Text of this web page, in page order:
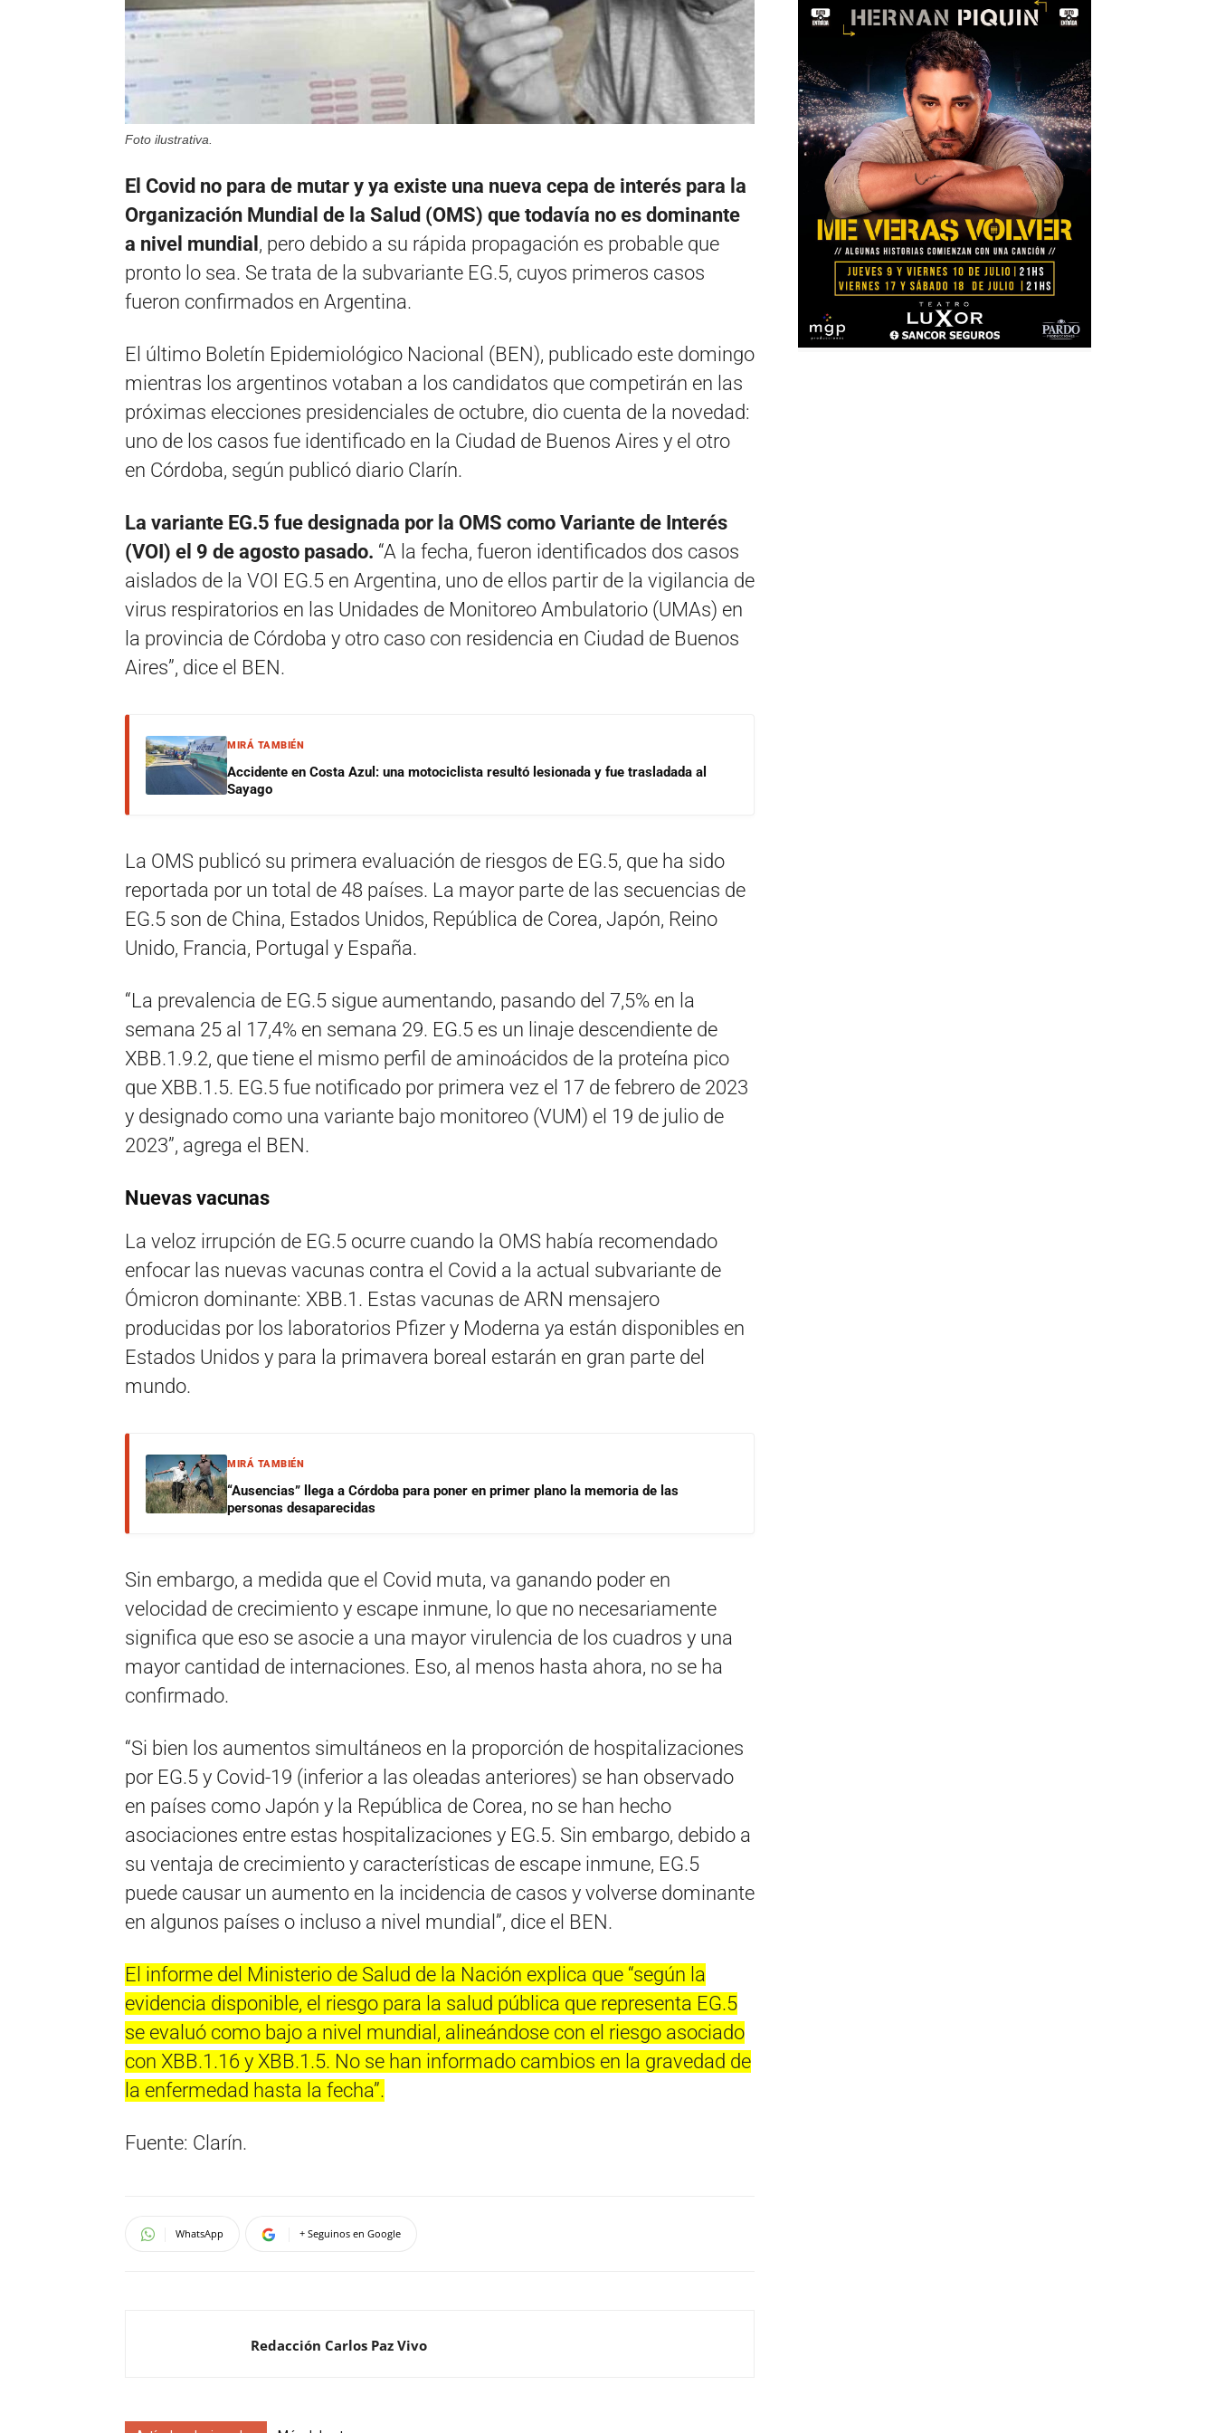
Foto ilustrativa.
El Covid no para de mutar y ya existe una nueva cepa de interés para la
Organización Mundial de la Salud (OMS) que todavía no es dominante
a nivel mundial , pero debido a su rápida propagación es probable que
pronto lo sea. Se trata de la subvariante EG.5, cuyos primeros casos
fueron confirmados en Argentina.
El último Boletín Epidemiológico Nacional (BEN), publicado este domingo
mientras los argentinos votaban a los candidatos que competirán en las
próximas elecciones presidenciales de octubre, dio cuenta de la novedad:
uno de los casos fue identificado en la Ciudad de Buenos Aires y el otro
en Córdoba, según publicó diario Clarín.
La variante EG.5 fue designada por la OMS como Variante de Interés
(VOI) el 9 de agosto pasado. “A la fecha, fueron identificados dos casos
aislados de la VOI EG.5 en Argentina, uno de ellos partir de la vigilancia de
virus respiratorios en las Unidades de Monitoreo Ambulatorio (UMAs) en
la provincia de Córdoba y otro caso con residencia en Ciudad de Buenos
Aires”, dice el BEN.
MIRÁ TAMBIÉN
Accidente en Costa Azul: una motociclista resultó lesionada y fue trasladada al
Sayago
La OMS publicó su primera evaluación de riesgos de EG.5, que ha sido
reportada por un total de 48 países. La mayor parte de las secuencias de
EG.5 son de China, Estados Unidos, República de Corea, Japón, Reino
Unido, Francia, Portugal y España.
“La prevalencia de EG.5 sigue aumentando, pasando del 7,5% en la
semana 25 al 17,4% en semana 29. EG.5 es un linaje descendiente de
XBB.1.9.2, que tiene el mismo perfil de aminoácidos de la proteína pico
que XBB.1.5. EG.5 fue notificado por primera vez el 17 de febrero de 2023
y designado como una variante bajo monitoreo (VUM) el 19 de julio de
2023”, agrega el BEN.
Nuevas vacunas
La veloz irrupción de EG.5 ocurre cuando la OMS había recomendado
enfocar las nuevas vacunas contra el Covid a la actual subvariante de
Ómicron dominante: XBB.1. Estas vacunas de ARN mensajero
producidas por los laboratorios Pfizer y Moderna ya están disponibles en
Estados Unidos y para la primavera boreal estarán en gran parte del
mundo.
MIRÁ TAMBIÉN
“Ausencias” llega a Córdoba para poner en primer plano la memoria de las
personas desaparecidas
Sin embargo, a medida que el Covid muta, va ganando poder en
velocidad de crecimiento y escape inmune, lo que no necesariamente
significa que eso se asocie a una mayor virulencia de los cuadros y una
mayor cantidad de internaciones. Eso, al menos hasta ahora, no se ha
confirmado.
“Si bien los aumentos simultáneos en la proporción de hospitalizaciones
por EG.5 y Covid-19 (inferior a las oleadas anteriores) se han observado
en países como Japón y la República de Corea, no se han hecho
asociaciones entre estas hospitalizaciones y EG.5. Sin embargo, debido a
su ventaja de crecimiento y características de escape inmune, EG.5
puede causar un aumento en la incidencia de casos y volverse dominante
en algunos países o incluso a nivel mundial”, dice el BEN.
El informe del Ministerio de Salud de la Nación explica que “según la
evidencia disponible, el riesgo para la salud pública que representa EG.5
se evaluó como bajo a nivel mundial, alineándose con el riesgo asociado
con XBB.1.16 y XBB.1.5. No se han informado cambios en la gravedad de
la enfermedad hasta la fecha”.
Fuente: Clarín.
WhatsApp + Seguinos en Google
Redacción Carlos Paz Vivo